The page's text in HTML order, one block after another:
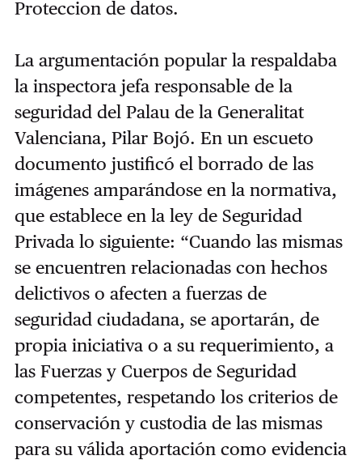
Proteccion de datos.
La argumentación popular la respaldaba
la inspectora jefa responsable de la
seguridad del Palau de la Generalitat
Valenciana, Pilar Bojó. En un escueto
documento justificó el borrado de las
imágenes amparándose en la normativa,
que establece en la ley de Seguridad
Privada lo siguiente: “Cuando las mismas
se encuentren relacionadas con hechos
delictivos o afecten a fuerzas de
seguridad ciudadana, se aportarán, de
propia iniciativa o a su requerimiento, a
las Fuerzas y Cuerpos de Seguridad
competentes, respetando los criterios de
conservación y custodia de las mismas
para su válida aportación como evidencia